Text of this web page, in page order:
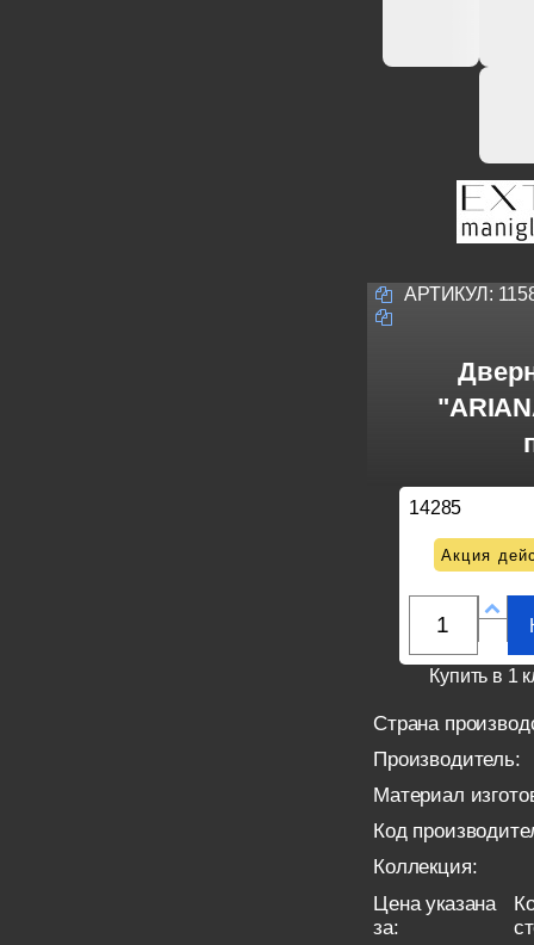
АРТИКУЛ:
14285
Акция
Купить в 1
Страна
Производитель:
Материал
Код
Коллекция:
Цена указана
за: